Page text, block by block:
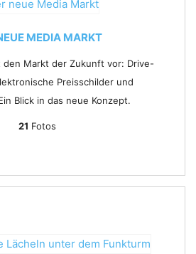
MEDIA MARKT
den Markt der Zukunft vor: Drive-
Preisschilder und
Blick in das neue Konzept.
21 Fotos